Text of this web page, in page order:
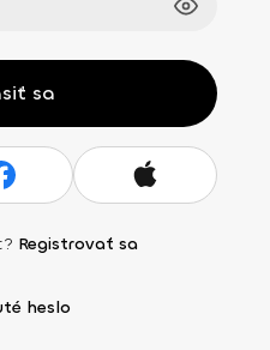
sa
Registrovať sa
heslo